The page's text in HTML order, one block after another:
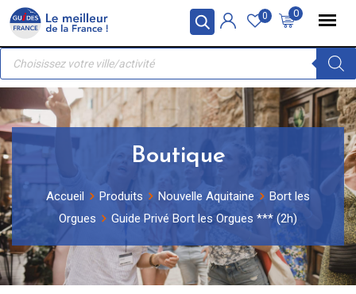
Panneau de gestion des cookies
Skip
content
0
0
Recherche
produits
Boutique
Accueil Produits Nouvelle Aquitaine
Bort les
Orgues
Guide Privé Bort les Orgues *** (2h)